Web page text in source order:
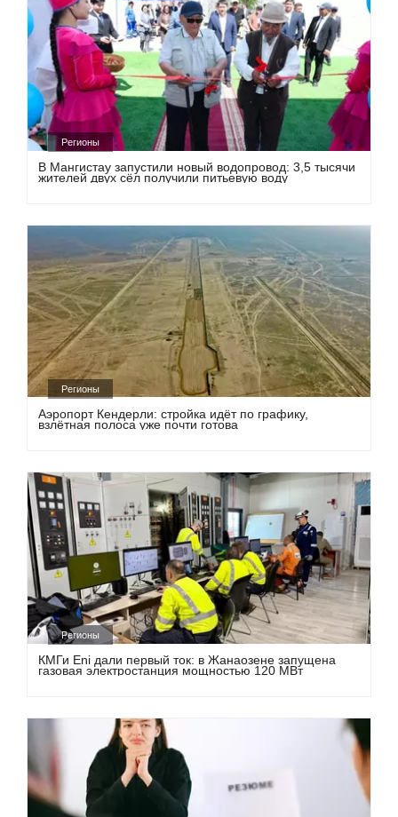
Регионы
В Мангистау запустили новый водопровод: 3,5 тысячи
жителей двух сёл получили питьевую воду
Регионы
Аэропорт Кендерли: стройка идёт по графику,
взлётная полоса уже почти готова
Регионы
КМГи Eni дали первый ток: в Жанаозене запущена
газовая электростанция мощностью 120 МВт